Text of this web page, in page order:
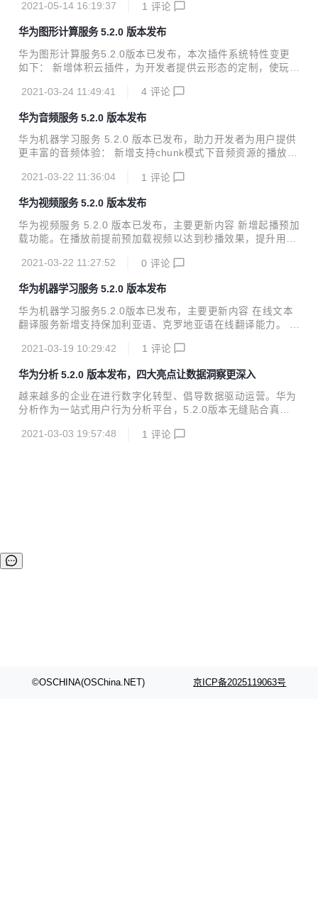
新增MMO游戏及卡牌游戏分析报告，并提供智能埋点模板；
提供卸载用户画像，帮助定位用户卸载根因，降低卸载率； 画
像标签功能增强。上线“设备价格、当前所在区域、近七天到
过的城市、沉默天数”等数十个标签，助力洞察用户特征与精
径，了解用户的App使用习惯，寻找最优转化路径。 详细版本
2021-05-14 16:19:37 1 评论
华为图形计算服务 5.2.0 版本发布
华为图形计算服务5.2.0版本已发布，本次插件系统特性变更
如下： 新增体积云插件，为开发者提供云形态的定制，使玩家
查看新特性介绍。
2021-03-24 11:49:41 4 评论
华为音频服务 5.2.0 版本发布
华为机器学习服务 5.2.0 版本已发布，助力开发者为用户提供
更丰富的音频体验： 新增支持chunk模式下音频资源的播放，
在APK内的音频文件，可广泛应用于播放特殊音效、背景音乐
2021-03-22 11:36:04 1 评论
华为视频服务 5.2.0 版本发布
华为视频服务 5.2.0 版本已发布，主要更新内容 新增起播预加
载功能。在播放前提前预加载视频以达到秒播效果，提升用户
应用于教育等直播领域。 支持视频内嵌多音轨、多字幕切换。
2021-03-22 11:27:52 0 评论
华为机器学习服务 5.2.0 版本发布
华为机器学习服务5.2.0版本已发布，主要更新内容 在线文本
翻译服务新增支持保加利亚语、克罗地亚语在线翻译能力。 离
种检测能力。 实时语音识别服务、音频文件转写服务、实时语
持头发区域的识别。 详细版本更新说明可查看新特性介绍
2021-03-19 10:29:42 1 评论
华为分析 5.2.0 版本发布，四大亮点让数据洞察更深入
越来越多的企业在进行数字化转型、倡导数据驱动运营。华为
分析作为一站式用户行为分析平台，5.2.0版本无缝贴合真实
企业提供数据采集、数据管理、数据分析、数据应用的一体化
2021-03-03 19:57:48 1 评论
©OSCHINA(OSChina.NET) 京ICP备2025119063号